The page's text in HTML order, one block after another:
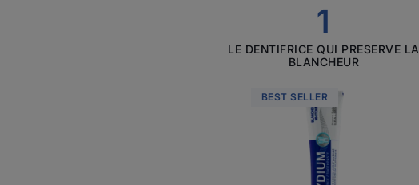
1
ELGYDIUM
Blancheur
Dentifrice
LE DENTIFRICE QUI PRESERVE LA
BLANCHEUR
BEST SELLER